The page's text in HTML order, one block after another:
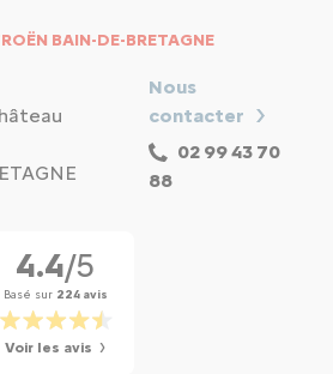
BAIN-DE-BRETAGNE
Nous
contacter
02 99 43 70
88
4.4/5
Basé sur 224 avis
Voir les avis